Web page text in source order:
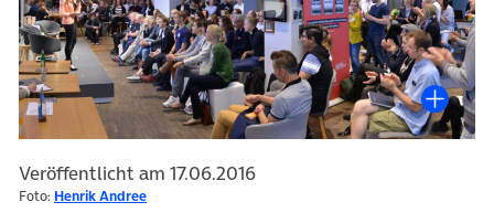
Veröffentlicht am 17.06.2016
Foto: Henrik Andree